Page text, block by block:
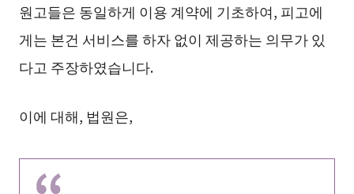
원고들은 동일하게 이용 계약에 기초하여, 피고에
게는 본건 서비스를 하자 없이 제공하는 의무가 있
다고 주장하였습니다.
이에 대해, 법원은,